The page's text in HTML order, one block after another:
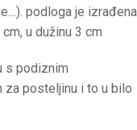
podloga je izrađena
u dužinu 3 cm
s podiznim
za posteljinu i to u bilo